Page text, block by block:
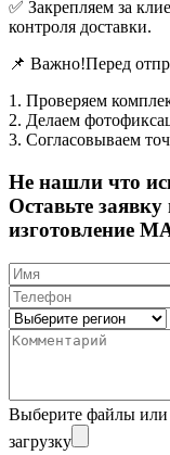
✅ Закрепляем за
контроля доставки.
📌 Важно!Перед
1. Проверяем
2. Делаем
3. Согласовываем
Не нашли что
Оставьте
изготовление
Выберите файлы или
загрузку